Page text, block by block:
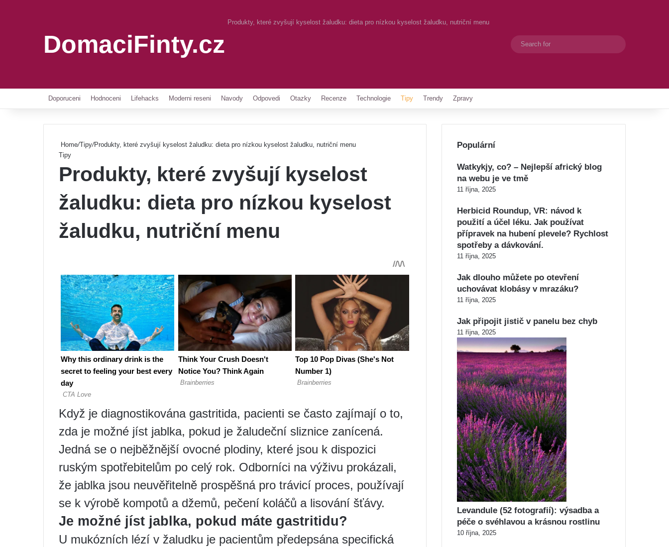
DomaciFinty.cz
Produkty, které zvyšují kyselost žaludku: dieta pro nízkou kyselost žaludku, nutriční menu
Switch skin
Doporuceni Hodnoceni Lifehacks Moderni reseni Navody Odpovedi Otazky Recenze Technologie Tipy Trendy Zpravy
Home/Tipy/Produkty, které zvyšují kyselost žaludku: dieta pro nízkou kyselost žaludku, nutriční menu
Tipy
Produkty, které zvyšují kyselost
žaludku: dieta pro nízkou kyselost
žaludku, nutriční menu
Když je diagnostikována gastritida, pacienti se často zajímají o to,
zda je možné jíst jablka, pokud je žaludeční sliznice zanícená.
Jedná se o nejběžnější ovocné plodiny, které jsou k dispozici
ruským spotřebitelům po celý rok. Odborníci na výživu prokázali,
že jablka jsou neuvěřitelně prospěšná pro trávicí proces, používají
se k výrobě kompotů a džemů, pečení koláčů a lisování šťávy.
Je možné jíst jablka, pokud máte gastritidu?
U mukózních lézí v žaludku je pacientům předepsána specifická
Populární
Watkykjy, co? – Nejlepší africký blog
na webu je ve tmě
11 října, 2025
Herbicid Roundup, VR: návod k
použití a účel léku. Jak používat
přípravek na hubení plevele? Rychlost
spotřeby a dávkování.
11 října, 2025
Jak dlouho můžete po otevření
uchovávat klobásy v mrazáku?
11 října, 2025
Jak připojit jistič v panelu bez chyb
11 října, 2025
Levandule (52 fotografií): výsadba a
péče o svéhlavou a krásnou rostlinu
10 října, 2025